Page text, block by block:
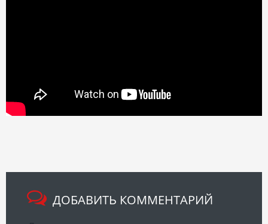
ДОБАВИТЬ КОММЕНТАРИЙ